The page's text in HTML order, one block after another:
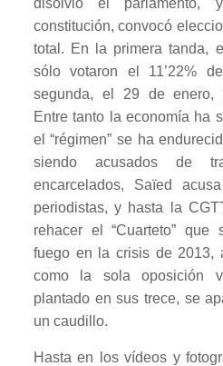
constitución, convocó
total. En la primera tanda,
sólo votaron el 11’22%
segunda, el 29 de enero,
Entre tanto la economía ha
el “régimen” se ha
siendo acusados de
encarcelados, Saïed
periodistas, y hasta la
rehacer el “Cuarteto” que
fuego en la crisis de 2013,
como la sola oposición
plantado en sus trece, se
un caudillo.
Hasta en los vídeos y